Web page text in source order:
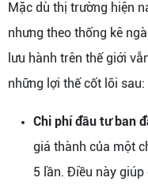
Mặc dù thị trường hiện
nhưng theo thống kê
lưu hành trên thế giới
những lợi thế cốt lõi sau:
Chi phí đầu tư ban
giá thành của một
5 lần. Điều này